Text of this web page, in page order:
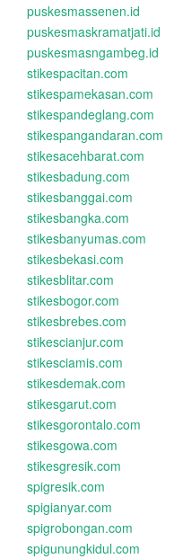
puskesmassenen.id
puskesmaskramatjati.id
puskesmasngambeg.id
stikespacitan.com
stikespamekasan.com
stikespandeglang.com
stikespangandaran.com
stikesacehbarat.com
stikesbadung.com
stikesbanggai.com
stikesbangka.com
stikesbanyumas.com
stikesbekasi.com
stikesblitar.com
stikesbogor.com
stikesbrebes.com
stikescianjur.com
stikesciamis.com
stikesdemak.com
stikesgarut.com
stikesgorontalo.com
stikesgowa.com
stikesgresik.com
spigresik.com
spigianyar.com
spigrobongan.com
spigunungkidul.com